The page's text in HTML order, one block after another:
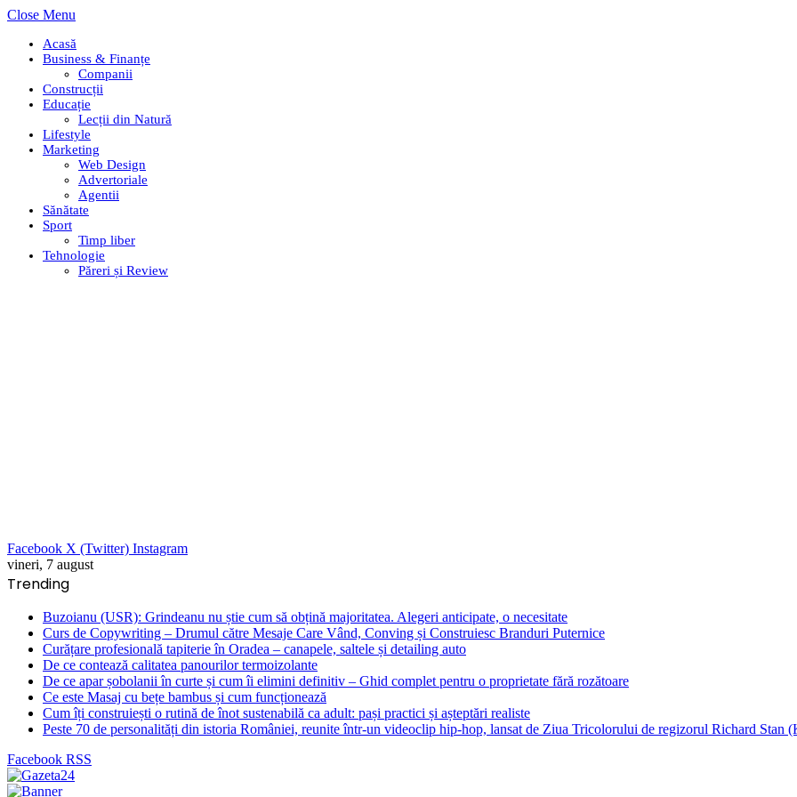
Close Menu
Acasă
Business & Finanțe
Companii
Construcții
Educație
Lecții din Natură
Lifestyle
Marketing
Web Design
Advertoriale
Agentii
Sănătate
Sport
Timp liber
Tehnologie
Păreri și Review
Facebook X (Twitter) Instagram
vineri, 7 august
Trending
Buzoianu (USR): Grindeanu nu știe cum să obțină majoritatea. Alegeri anticipate, o necesitate
Curs de Copywriting – Drumul către Mesaje Care Vând, Conving și Construiesc Branduri Puternice
Curățare profesională tapiterie în Oradea – canapele, saltele și detailing auto
De ce contează calitatea panourilor termoizolante
De ce apar șobolanii în curte și cum îi elimini definitiv – Ghid complet pentru o proprietate fără rozătoare
Ce este Masaj cu bețe bambus și cum funcționează
Cum îți construiești o rutină de înot sustenabilă ca adult: pași practici și așteptări realiste
Peste 70 de personalități din istoria României, reunite într-un videoclip hip-hop, lansat de Ziua Tricolorului de regizorul Richard Stan
Facebook RSS